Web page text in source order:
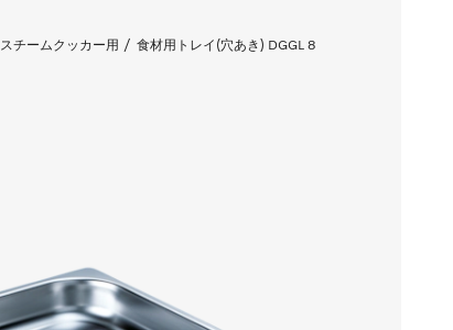
スチームクッカー用 食材用トレイ(穴あき) DGGL 8